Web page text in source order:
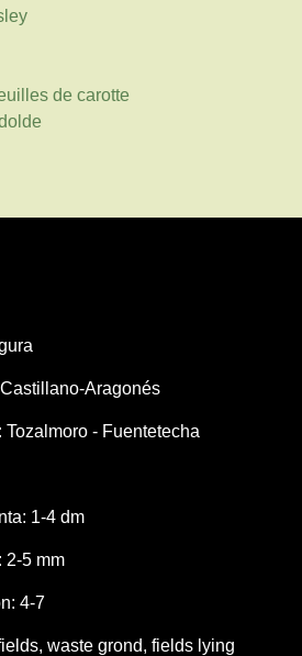
de carotte
Aragonés
Tozalmoro - Fuentetecha
1-4 dm
2-5 mm
4-7
waste grond, fields lying